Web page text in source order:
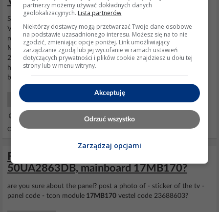
Subject : Need USB
VES580QNDT-N2-N42 Message : Hi, I am looking for the USB
recoveryfirmware for my Hitachi TV (Model 58F501HAK5750).
Mainboard:17MB170Panel: VES580QNDT-N2-N42 VES Code:
28664791 Serial/Barcode: 23729621 Thanks in advance for your
help! AI: What exactly is the problem with the TV - stuck on logo,
boot...
TV Szukam
23 Lip 2026 17:03
Odpowiedzi: 1 Wyświetleń: 159
Firmware needed for TOSHIBA
50UA2863DB, mainboard 17MB170?
are you sure about the panel? post a photo of - sticker of the tv -
panel code - tcon module 17MB170 vestel code 23688603?
partnerzy możemy używać dokładnych danych
geolokalizacyjnych. Lista partnerów
Niektórzy dostawcy mogą przetwarzać Twoje dane osobowe
na podstawie uzasadnionego interesu. Możesz się na to nie
zgodzić, zmieniając opcje poniżej. Link umożliwiający
zarządzanie zgodą lub jej wycofanie w ramach ustawień
dotyczących prywatności i plików cookie znajdziesz u dołu tej
strony lub w menu witryny.
Akceptuję
Odrzuć wszystko
Zarządzaj opcjami